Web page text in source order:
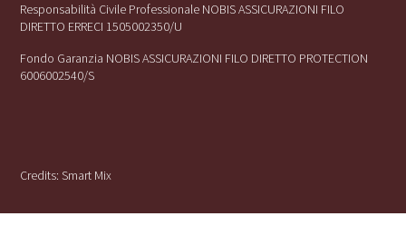
Responsabilità Civile Professionale NOBIS ASSICURAZIONI FILO
DIRETTO ERRECI 1505002350/U
Fondo Garanzia NOBIS ASSICURAZIONI FILO DIRETTO PROTECTION
6006002540/S
Credits:Smart Mix